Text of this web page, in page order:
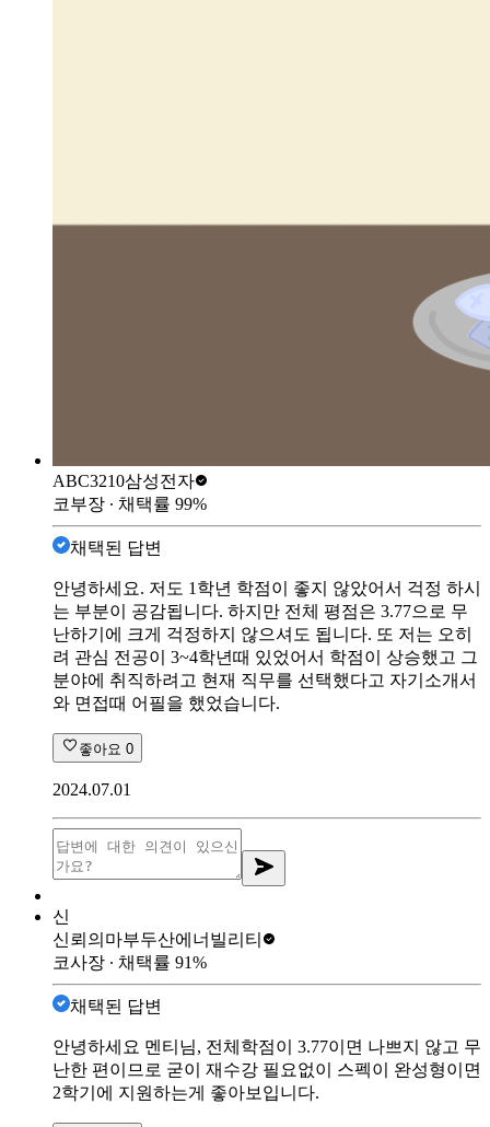
ABC3210삼성전자
코부장 ∙ 채택률 99%
채택된 답변
안녕하세요. 저도 1학년 학점이 좋지 않았어서 걱정 하시
는 부분이 공감됩니다. 하지만 전체 평점은 3.77으로 무
난하기에 크게 걱정하지 않으셔도 됩니다. 또 저는 오히
려 관심 전공이 3~4학년때 있었어서 학점이 상승했고 그
분야에 취직하려고 현재 직무를 선택했다고 자기소개서
와 면접때 어필을 했었습니다.
좋아요 0
2024.07.01
신
신뢰의마부두산에너빌리티
코사장 ∙ 채택률 91%
채택된 답변
안녕하세요 멘티님, 전체학점이 3.77이면 나쁘지 않고 무
난한 편이므로 굳이 재수강 필요없이 스펙이 완성형이면
2학기에 지원하는게 좋아보입니다.